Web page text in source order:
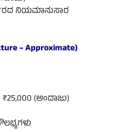
ನಿಯಮಾನುಸಾರ
– Approximate)
(ಅಂದಾಜು)